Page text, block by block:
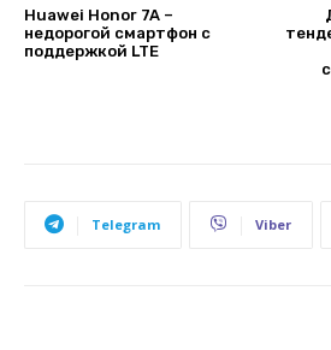
Huawei Honor 7A –
недорогой смартфон с
поддержкой LTE
Telegram Viber